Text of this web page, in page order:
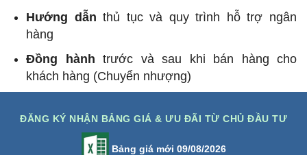
Hướng dẫn thủ tục và quy trình hỗ trợ ngân
hàng
Đồng hành trước và sau khi bán hàng cho
khách hàng (Chuyển nhượng)
ĐĂNG KÝ NHẬN BẢNG GIÁ & ƯU ĐÃI TỪ CHỦ ĐẦU TƯ
Bảng giá mới 09/08/2026